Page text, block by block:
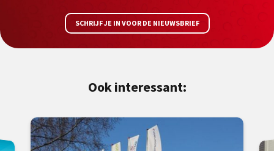
SCHRIJF JE IN VOOR DE NIEUWSBRIEF
Ook interessant: